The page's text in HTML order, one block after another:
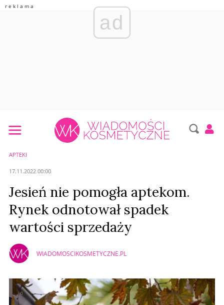
ad
APTEKI
17.11.2022 00:00
Jesień nie pomogła aptekom.
Rynek odnotował spadek
wartości sprzedaży
WIADOMOSCIKOSMETYCZNE.PL